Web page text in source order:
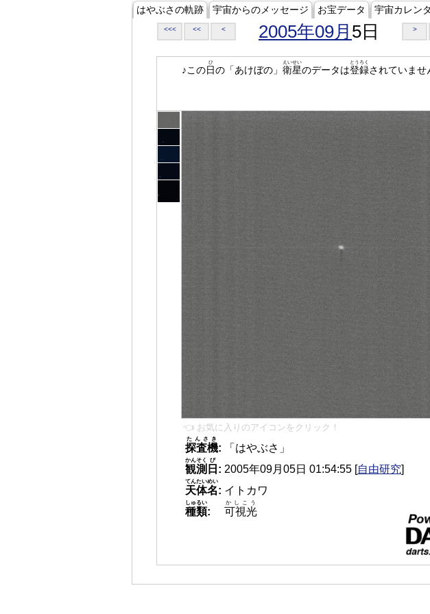
はやぶさの軌跡 宇宙からのメッセージ お宝データ 宇宙カレン
<<< << < 2005年09月 5日 >
♪この日
ひ
の「あけぼの」 衛星
えいせい
のデータは登録
とうろく
されていませ
👈 お気に入りのアイコンをクリック！
探査機
たんさき
:
「はやぶさ」
観測
かんそく
日
び
: 2005年09月05日 01:54:55 [自由研究]
天体名
てんたいめい
: イトカワ
種類
しゅるい
: 可視光
かしこう